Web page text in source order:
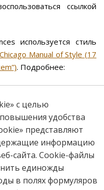
ссылкой
используется стиль
Chicago Manual of Style (17
. Подробнее:
на английском,
и других языках,
на языке
на русскоязычные
не использующих
использовать
ТРАНСЛИТЕРАЦИЮ
с целью
удобства
представляют
информацию
сайта. Cookie-файлы
единожды
в полях формуляров